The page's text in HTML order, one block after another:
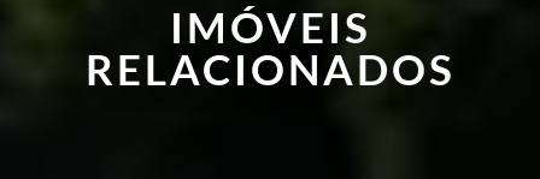
IMÓVEIS
RELACIONADOS